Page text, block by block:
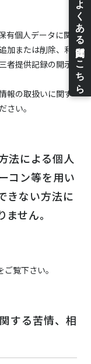
有個人データに関
加または削除、利
者提供記録の開示
報の取扱いに関す
さい。
法による個人
コン等を用い
きない方法に
せん。
ご覧下さい。
する苦情、相